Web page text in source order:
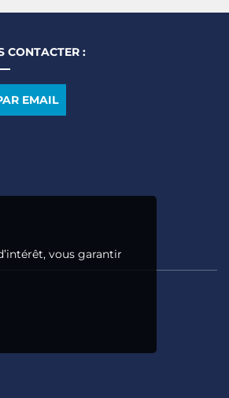
CONTACTER :
EMAIL
vous garantir